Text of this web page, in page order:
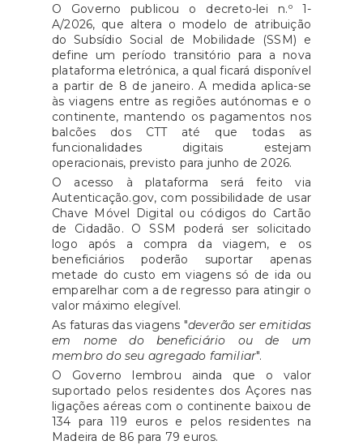
O Governo publicou o decreto-lei n.º 1-
A/2026, que altera o modelo de atribuição
do Subsídio Social de Mobilidade (SSM) e
define um período transitório para a nova
plataforma eletrónica, a qual ficará disponível
a partir de 8 de janeiro. A medida aplica-se
às viagens entre as regiões autónomas e o
continente, mantendo os pagamentos nos
balcões dos CTT até que todas as
funcionalidades digitais estejam
operacionais, previsto para junho de 2026.
O acesso à plataforma será feito via
Autenticação.gov, com possibilidade de usar
Chave Móvel Digital ou códigos do Cartão
de Cidadão. O SSM poderá ser solicitado
logo após a compra da viagem, e os
beneficiários poderão suportar apenas
metade do custo em viagens só de ida ou
emparelhar com a de regresso para atingir o
valor máximo elegível.
As faturas das viagens "deverão ser emitidas
em nome do beneficiário ou de um
membro do seu agregado familiar".
O Governo lembrou ainda que o valor
suportado pelos residentes dos Açores nas
ligações aéreas com o continente baixou de
134 para 119 euros e pelos residentes na
Madeira de 86 para 79 euros.